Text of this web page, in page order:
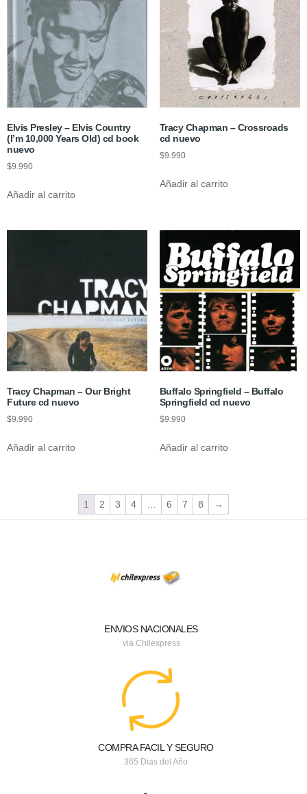
Elvis Presley – Elvis Country
(I’m 10,000 Years Old) cd book
nuevo
$9.990
Añadir al carrito
Tracy Chapman – Crossroads
cd nuevo
$9.990
Añadir al carrito
Tracy Chapman – Our Bright
Future cd nuevo
$9.990
Añadir al carrito
Buffalo Springfield – Buffalo
Springfield cd nuevo
$9.990
Añadir al carrito
1 2 3 4 6 7 8 →
ENVIOS NACIONALES
via Chilexpress
COMPRA FACIL Y SEGURO
365 Dias del Año